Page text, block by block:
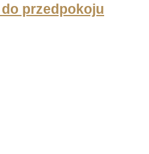
przedpokoju